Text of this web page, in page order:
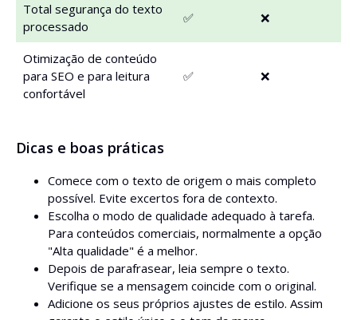
Total segurança do texto
processado
✅ ❌
Otimização de conteúdo
para SEO e para leitura
confortável
✅ ❌
Dicas e boas práticas
Comece com o texto de origem o mais completo
possível. Evite excertos fora de contexto.
Escolha o modo de qualidade adequado à tarefa.
Para conteúdos comerciais, normalmente a opção
"Alta qualidade" é a melhor.
Depois de parafrasear, leia sempre o texto.
Verifique se a mensagem coincide com o original.
Adicione os seus próprios ajustes de estilo. Assim